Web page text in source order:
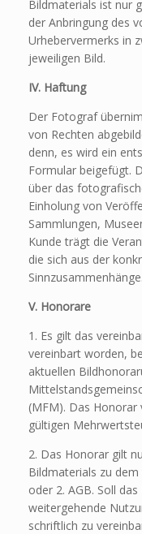
Bildmaterials ist nur
der Anbringung des
Urhebervermerks in
jeweiligen Bild.
IV. Haftung
Der Fotograf
von Rechten
denn, es wird ein
Formular beigefügt.
über das
Einholung von
Sammlungen,
Kunde trägt die
die sich aus der
Sinnzusammenhänge.
V. Honorare
1. Es gilt das
vereinbart worden,
aktuellen
(MFM). Das Honorar
gültigen
2. Das Honorar gilt
Bildmaterials zu
oder 2. AGB. Soll
weitergehende
schriftlich zu